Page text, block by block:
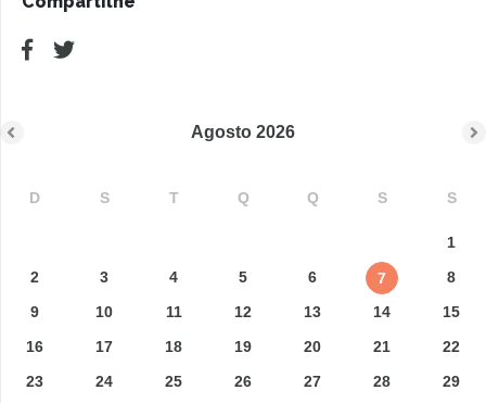
Agosto 2026
D S T Q Q S S
1
2
3 4 5 6 7
8
9
10 11 12 13 14
15
16
17 18 19 20 21
22
23
24 25 26 27 28
29